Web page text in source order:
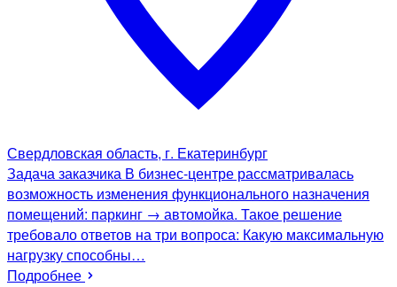
Свердловская область, г. Екатеринбург
Задача заказчика В бизнес-центре рассматривалась
возможность изменения функционального назначения
помещений: паркинг → автомойка. Такое решение
требовало ответов на три вопроса: Какую максимальную
нагрузку способны…
Подробнее